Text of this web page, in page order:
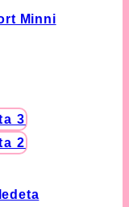
Minni